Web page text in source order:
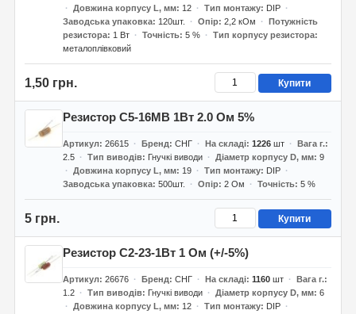
Довжина корпусу L, мм
12 Тип монтажу
DIP
Заводська упаковка
120шт. Опір 2,2 кОм
Потужність
резистора
1 Вт Точність 5 %
Тип корпусу резистора
металоплівковий
1,50 грн. Купити
Резистор С5-16МВ 1Вт 2.0 Ом 5%
Артикул 26615 Бренд СНГ На складі 1226шт
Вага г.
2.5
Тип виводів Гнучкі виводи Діаметр корпусу D, мм 9
Довжина корпусу L, мм
19 Тип монтажу
DIP
Заводська упаковка 500шт. Опір 2 Ом Точність 5 %
5 грн. Купити
Резистор С2-23-1Вт 1 Ом (+/-5%)
Артикул 26676 Бренд СНГ На складі 1160шт
Вага г.
1.2
Тип виводів Гнучкі виводи Діаметр корпусу D, мм 6
Довжина корпусу L, мм
12 Тип монтажу
DIP